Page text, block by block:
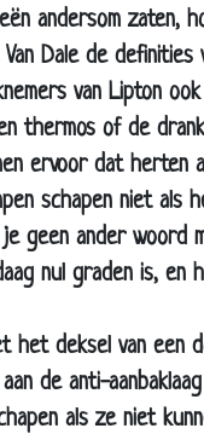
andersom zaten,
Van Dale de
van Lipton
thermos of de
ervoor dat herten
schapen niet als
je geen ander woord
nul graden is,
het deksel van een
de anti-
als ze niet
de Boerderij
Zwerver koopt mercedes
Belasting
Lopez
muziek groepen
Eendje
.otter